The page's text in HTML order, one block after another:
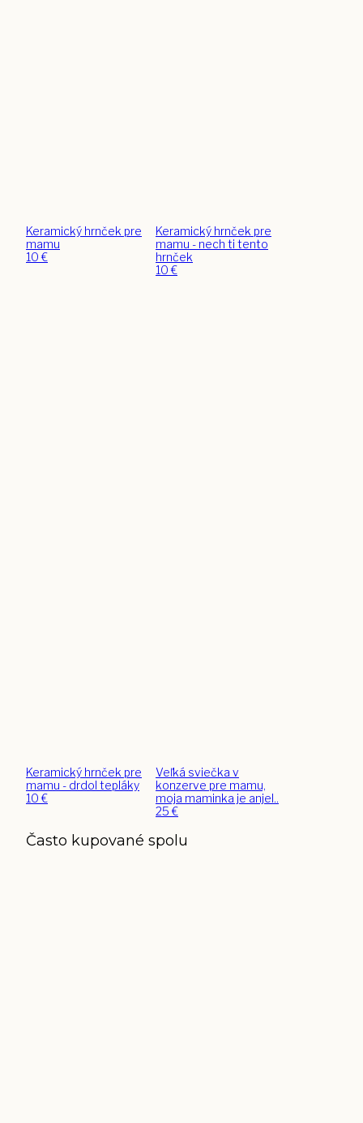
Keramický hrnček pre
mamu
10€
Keramický hrnček pre
mamu - nech ti tento
hrnček
10€
Keramický hrnček pre
mamu - drdol tepláky
10€
Veľká sviečka v
konzerve pre mamu,
moja maminka je anjel..
25€
Často kupované spolu